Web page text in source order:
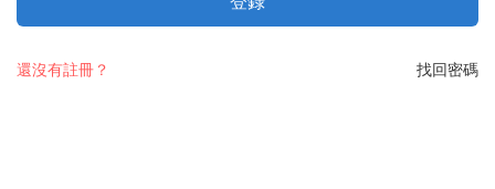
找回密碼
還沒有註冊？